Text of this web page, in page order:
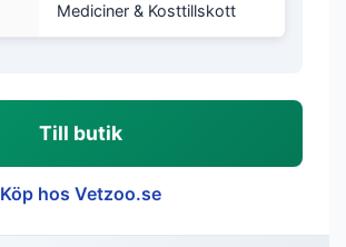
Mediciner & Kosttillskott
Till butik
Köp hos Vetzoo.se